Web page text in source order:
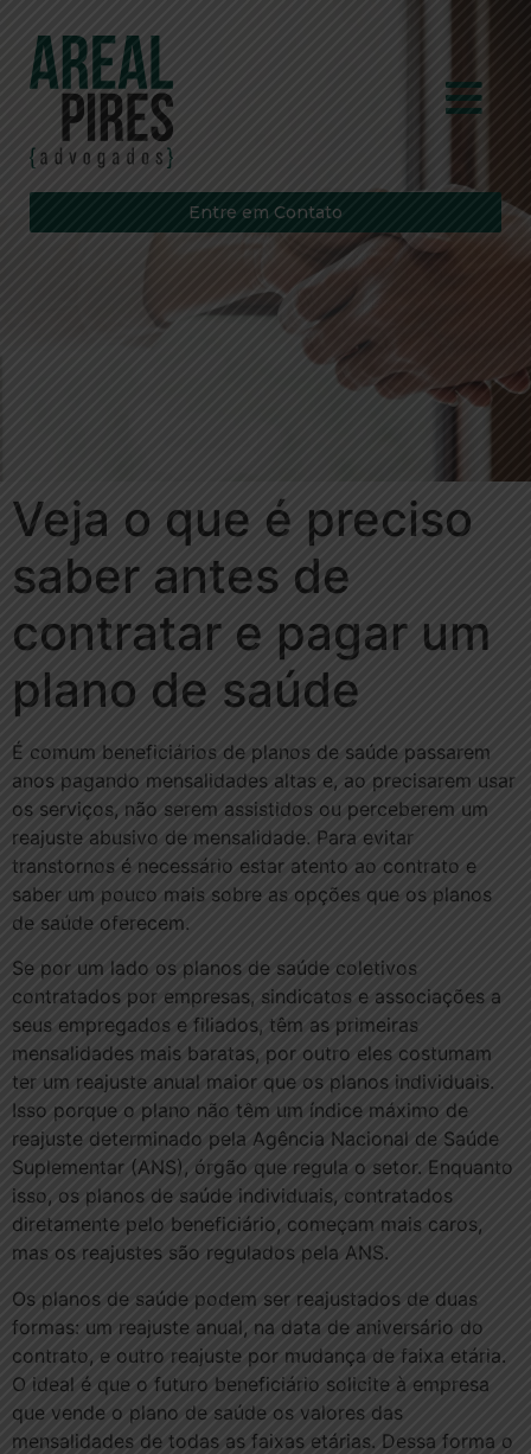
Entre em Contato
Veja o que é preciso
saber antes de
contratar e pagar um
plano de saúde
É comum beneficiários de planos de saúde passarem
anos pagando mensalidades altas e, ao precisarem usar
os serviços, não serem assistidos ou perceberem um
reajuste abusivo de mensalidade. Para evitar
transtornos é necessário estar atento ao contrato e
saber um pouco mais sobre as opções que os planos
de saúde oferecem.
Se por um lado os planos de saúde coletivos
contratados por empresas, sindicatos e associações a
seus empregados e filiados, têm as primeiras
mensalidades mais baratas, por outro eles costumam
ter um reajuste anual maior que os planos individuais.
Isso porque o plano não têm um índice máximo de
reajuste determinado pela Agência Nacional de Saúde
Suplementar (ANS), órgão que regula o setor. Enquanto
isso, os planos de saúde individuais, contratados
diretamente pelo beneficiário, começam mais caros,
mas os reajustes são regulados pela ANS.
Os planos de saúde podem ser reajustados de duas
formas: um reajuste anual, na data de aniversário do
contrato, e outro reajuste por mudança de faixa etária.
O ideal é que o futuro beneficiário solicite à empresa
que vende o plano de saúde os valores das
mensalidades de todas as faixas etárias. Dessa forma o